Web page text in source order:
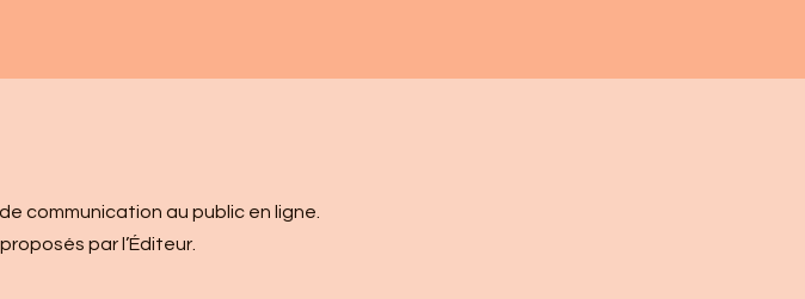
communication au public en ligne.
par l’Éditeur.